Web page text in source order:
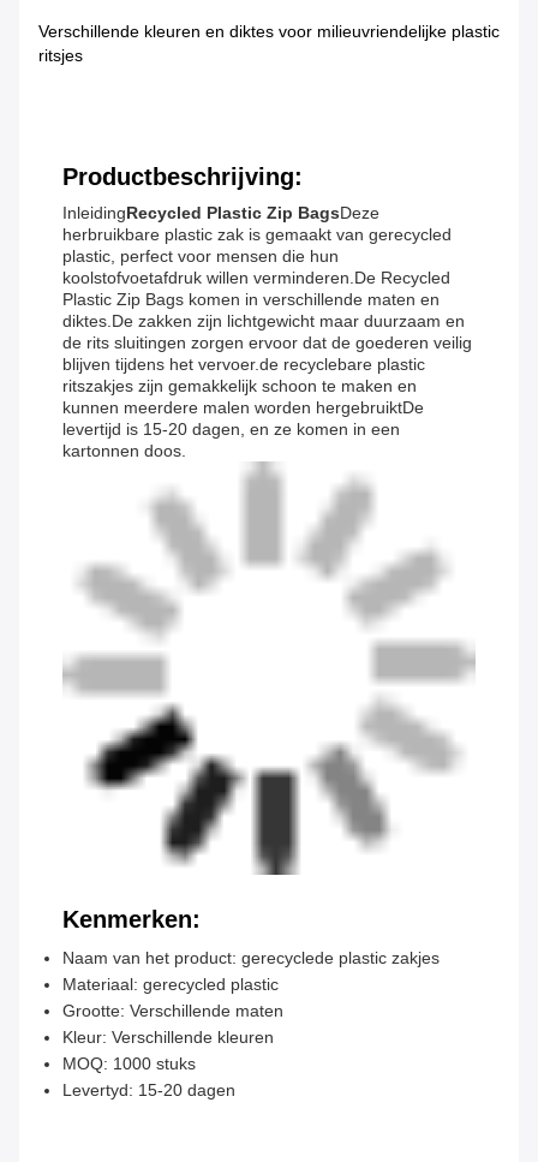
Verschillende kleuren en diktes voor milieuvriendelijke plastic
ritsjes
Productbeschrijving:
InleidingRecycled Plastic Zip BagsDeze
herbruikbare plastic zak is gemaakt van gerecycled
plastic, perfect voor mensen die hun
koolstofvoetafdruk willen verminderen.De Recycled
Plastic Zip Bags komen in verschillende maten en
diktes.De zakken zijn lichtgewicht maar duurzaam en
de rits sluitingen zorgen ervoor dat de goederen veilig
blijven tijdens het vervoer.de recyclebare plastic
ritszakjes zijn gemakkelijk schoon te maken en
kunnen meerdere malen worden hergebruiktDe
levertijd is 15-20 dagen, en ze komen in een
kartonnen doos.
Kenmerken:
Naam van het product: gerecyclede plastic zakjes
Materiaal: gerecycled plastic
Grootte: Verschillende maten
Kleur: Verschillende kleuren
MOQ: 1000 stuks
Levertyd: 15-20 dagen